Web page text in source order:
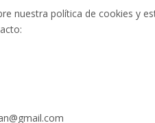
nuestra política de cookies y
gmail.com